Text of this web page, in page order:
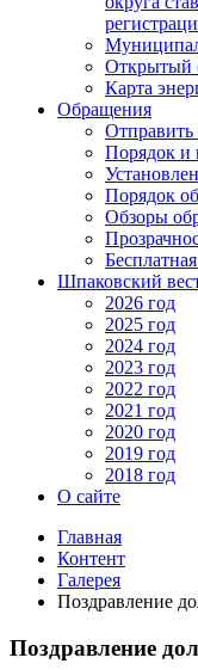
Открытый
Карта
Обращения
Порядок и
Порядок
Обзоры
Шпаковский
2026 год
2025 год
2024 год
2023 год
2022 год
2021 год
2020 год
2019 год
2018 год
О сайте
Главная
Контент
Галерея
Поздравление
Поздравление